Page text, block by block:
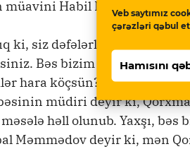
Veb saytımız
çərəzləri qəbul
Hamısını
müavini Habil Məlikovun
ki, siz dəfələrlə məmurların
Bəs bizim səsimizə niyə
hara köçsün? Ekologiya
müdiri deyir ki,
həll olunub. Yaxşı,
Məmmədov deyir ki, mən